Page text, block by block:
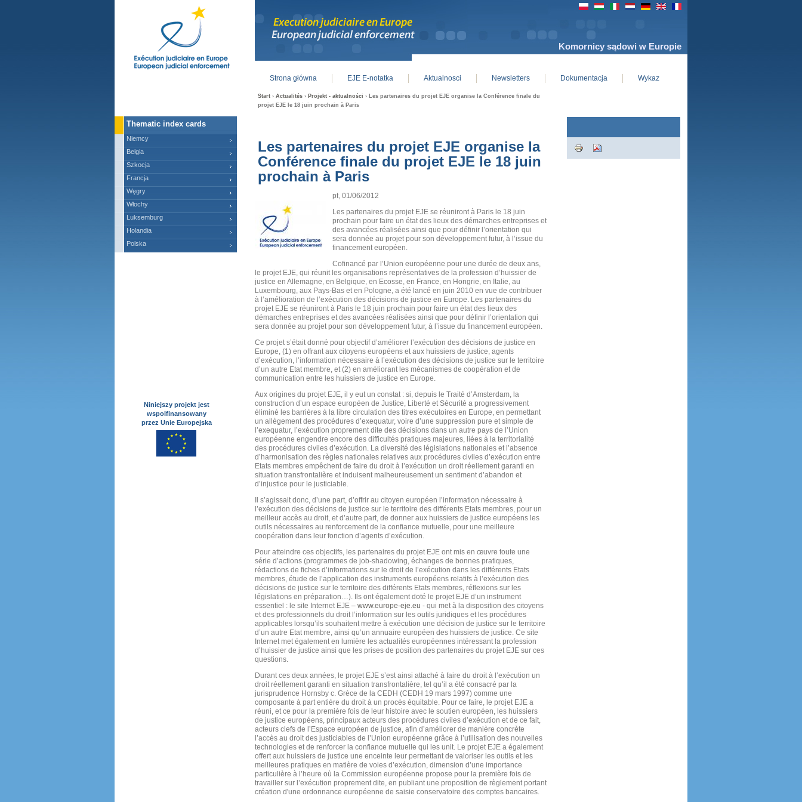
Komornicy sądowi w Europie
Start › Actualités › Projekt - aktualności › Les partenaires du projet EJE organise la Conférence finale du
projet EJE le 18 juin prochain à Paris
Les partenaires du projet EJE organise la
Conférence finale du projet EJE le 18 juin
prochain à Paris
pt, 01/06/2012
Les partenaires du projet EJE se réuniront à Paris le 18 juin
prochain pour faire un état des lieux des démarches entreprises et
des avancées réalisées ainsi que pour définir l’orientation qui
sera donnée au projet pour son développement futur, à l’issue du
financement européen.
Cofinancé par l’Union européenne pour une durée de deux ans,
le projet EJE, qui réunit les organisations représentatives de la profession d’huissier de
justice en Allemagne, en Belgique, en Ecosse, en France, en Hongrie, en Italie, au
Luxembourg, aux Pays-Bas et en Pologne, a été lancé en juin 2010 en vue de contribuer
à l’amélioration de l’exécution des décisions de justice en Europe. Les partenaires du
projet EJE se réuniront à Paris le 18 juin prochain pour faire un état des lieux des
démarches entreprises et des avancées réalisées ainsi que pour définir l’orientation qui
sera donnée au projet pour son développement futur, à l’issue du financement européen.
Ce projet s’était donné pour objectif d’améliorer l’exécution des décisions de justice en
Europe, (1) en offrant aux citoyens européens et aux huissiers de justice, agents
d’exécution, l’information nécessaire à l’exécution des décisions de justice sur le territoire
d’un autre Etat membre, et (2) en améliorant les mécanismes de coopération et de
communication entre les huissiers de justice en Europe.
Aux origines du projet EJE, il y eut un constat : si, depuis le Traité d’Amsterdam, la
construction d’un espace européen de Justice, Liberté et Sécurité a progressivement
éliminé les barrières à la libre circulation des titres exécutoires en Europe, en permettant
un allègement des procédures d’exequatur, voire d’une suppression pure et simple de
l’exequatur, l’exécution proprement dite des décisions dans un autre pays de l’Union
européenne engendre encore des difficultés pratiques majeures, liées à la territorialité
des procédures civiles d’exécution. La diversité des législations nationales et l’absence
d’harmonisation des règles nationales relatives aux procédures civiles d’exécution entre
Etats membres empêchent de faire du droit à l’exécution un droit réellement garanti en
situation transfrontalière et induisent malheureusement un sentiment d’abandon et
d’injustice pour le justiciable.
Il s’agissait donc, d’une part, d’offrir au citoyen européen l’information nécessaire à
l’exécution des décisions de justice sur le territoire des différents Etats membres, pour un
meilleur accès au droit, et d’autre part, de donner aux huissiers de justice européens les
outils nécessaires au renforcement de la confiance mutuelle, pour une meilleure
coopération dans leur fonction d’agents d’exécution.
Pour atteindre ces objectifs, les partenaires du projet EJE ont mis en œuvre toute une
série d’actions (programmes de job-shadowing, échanges de bonnes pratiques,
rédactions de fiches d’informations sur le droit de l’exécution dans les différents Etats
membres, étude de l’application des instruments européens relatifs à l’exécution des
décisions de justice sur le territoire des différents Etats membres, réflexions sur les
législations en préparation…). Ils ont également doté le projet EJE d’un instrument
essentiel : le site Internet EJE – www.europe-eje.eu - qui met à la disposition des citoyens
et des professionnels du droit l’information sur les outils juridiques et les procédures
applicables lorsqu’ils souhaitent mettre à exécution une décision de justice sur le territoire
d’un autre Etat membre, ainsi qu’un annuaire européen des huissiers de justice. Ce site
Internet met également en lumière les actualités européennes intéressant la profession
d’huissier de justice ainsi que les prises de position des partenaires du projet EJE sur ces
questions.
Durant ces deux années, le projet EJE s’est ainsi attaché à faire du droit à l’exécution un
droit réellement garanti en situation transfrontalière, tel qu’il a été consacré par la
jurisprudence Hornsby c. Grèce de la CEDH (CEDH 19 mars 1997) comme une
composante à part entière du droit à un procès équitable. Pour ce faire, le projet EJE a
réuni, et ce pour la première fois de leur histoire avec le soutien européen, les huissiers
de justice européens, principaux acteurs des procédures civiles d’exécution et de ce fait,
acteurs clefs de l’Espace européen de justice, afin d’améliorer de manière concrète
l’accès au droit des justiciables de l’Union européenne grâce à l’utilisation des nouvelles
technologies et de renforcer la confiance mutuelle qui les unit. Le projet EJE a également
offert aux huissiers de justice une enceinte leur permettant de valoriser les outils et les
meilleures pratiques en matière de voies d’exécution, dimension d’une importance
particulière à l’heure où la Commission européenne propose pour la première fois de
travailler sur l’exécution proprement dite, en publiant une proposition de règlement portant
création d'une ordonnance européenne de saisie conservatoire des comptes bancaires.
Strona główna EJE E-notatka Aktualnosci Newsletters Dokumentacja Wykaz
Thematic index cards
Niemcy
Belgia
Szkocja
Francja
Węgry
Włochy
Luksemburg
Holandia
Polska
Niniejszy projekt jest
wspolfinansowany
przez Unie Europejska